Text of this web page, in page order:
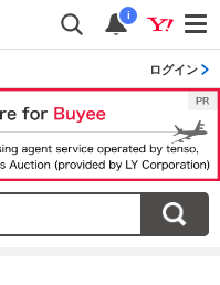
i
ログイン